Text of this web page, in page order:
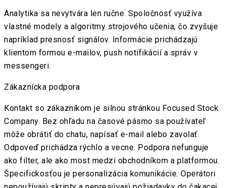
Analytika sa nevytvára len ručne. Spoločnosť využíva
vlastné modely a algoritmy strojového učenia, čo zvyšuje
napríklad presnosť signálov. Informácie prichádzajú
klientom formou e-mailov, push notifikácií a správ v
messengeri.
Zákaznícka podpora
Kontakt so zákazníkom je silnou stránkou Focused Stock
Company. Bez ohľadu na časové pásmo sa používateľ
môže obrátiť do chatu, napísať e-mail alebo zavolať.
Odpoveď prichádza rýchlo a vecne. Podpora nefunguje
ako filter, ale ako most medzi obchodníkom a platformou.
Špecifickosťou je personalizácia komunikácie. Operátori